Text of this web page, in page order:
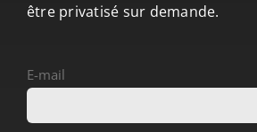
être privatisé sur demande.
E-mail